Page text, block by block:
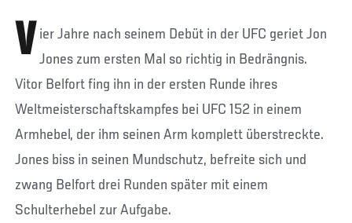
V ier Jahre nach seinem Debüt in der UFC geriet Jon
Jones zum ersten Mal so richtig in Bedrängnis.
Vitor Belfort fing ihn in der ersten Runde ihres
Weltmeisterschaftskampfes bei UFC 152 in einem
Armhebel, der ihm seinen Arm komplett überstreckte.
Jones biss in seinen Mundschutz, befreite sich und
zwang Belfort drei Runden später mit einem
Schulterhebel zur Aufgabe.